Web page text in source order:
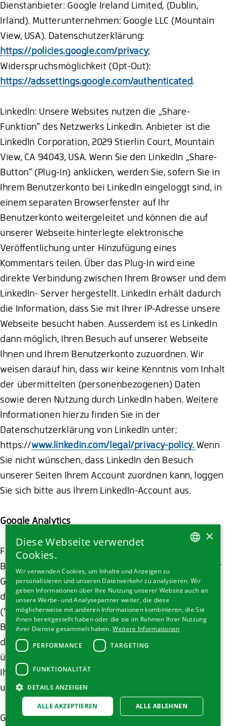
Dienstanbieter: Google Ireland Limited, (Dublin,
Irland). Mutterunternehmen: Google LLC (Mountain
View, USA). Datenschutzerklärung:
https://policies.google.com/privacy;
Widerspruchsmöglichkeit (Opt-Out):
https://adssettings.google.com/authenticated.
LinkedIn: Unsere Websites nutzen die „Share-
Funktion“ des Netzwerks LinkedIn. Anbieter ist die
LinkedIn Corporation, 2029 Stierlin Court, Mountain
View, CA 94043, USA. Wenn Sie den LinkedIn „Share-
Button“ (Plug-In) anklicken, werden Sie, sofern Sie in
Ihrem Benutzerkonto bei LinkedIn eingeloggt sind, in
einem separaten Browserfenster auf Ihr
Benutzerkonto weitergeleitet und können die auf
unserer Webseite hinterlegte elektronische
Veröffentlichung unter Hinzufügung eines
Kommentars teilen. Über das Plug-In wird eine
direkte Verbindung zwischen Ihrem Browser und dem
LinkedIn- Server hergestellt. LinkedIn erhält dadurch
die Information, dass Sie mit Ihrer IP-Adresse unsere
Webseite besucht haben. Ausserdem ist es LinkedIn
dann möglich, Ihren Besuch auf unserer Webseite
Ihnen und Ihrem Benutzerkonto zuzuordnen. Wir
weisen darauf hin, dass wir keine Kenntnis vom Inhalt
der übermittelten (personenbezogenen) Daten
sowie deren Nutzung durch LinkedIn haben. Weitere
Informationen hierzu finden Sie in der
Datenschutzerklärung von LinkedIn unter:
https://www.linkedin.com/legal/privacy-policy. Wenn
Sie nicht wünschen, dass LinkedIn den Besuch
unserer Seiten Ihrem Account zuordnen kann, loggen
Sie sich bitte aus Ihrem LinkedIn-Account aus.
Google Analytics
Für die Erfassung von Nutzungs- und
Bewegungsdaten unserer Webseiten verwenden wir
Google Analytics 4 (GA4), einen Webanalysedienst
der Google Ireland Limited bzw. Google LLC, USA
("Google"). Sofern Sie über unser Cookie-Consent-
Banner Ihre Einwilligung erteilt haben, werden die
durch Google Analytics erzeugten Informationen
über Ihre Nutzung dieser Website, einschliesslich
Ihrer IP-Adresse, an Server von Google übertragen
und dort verarbeitet.
Google nutzt hierbei sogenannte Privacy Enhancing
FRENCH
ENGLISH
×
Diese Webseite verwendet
Cookies.
Wir verwenden Cookies, um Inhalte und Anzeigen zu
personalisieren und unseren Datenverkehr zu analysieren. Wir
geben Informationen über Ihre Nutzung unserer Website auch an
unsere Werbe- und Analysepartner weiter, die diese
möglicherweise mit anderen Informationen kombinieren, die Sie
ihnen bereitgestellt haben oder die sie im Rahmen Ihrer Nutzung
ihrer Dienste gesammelt haben. Weitere Informationen
PERFORMANCE
TARGETING
FUNKTIONALITÄT
DETAILS ANZEIGEN
ALLE AKZEPTIEREN ALLE ABLEHNEN